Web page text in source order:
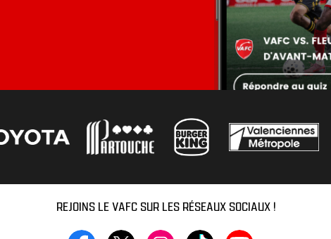
REJOINS LE VAFC SUR LES RÉSEAUX SOCIAUX !